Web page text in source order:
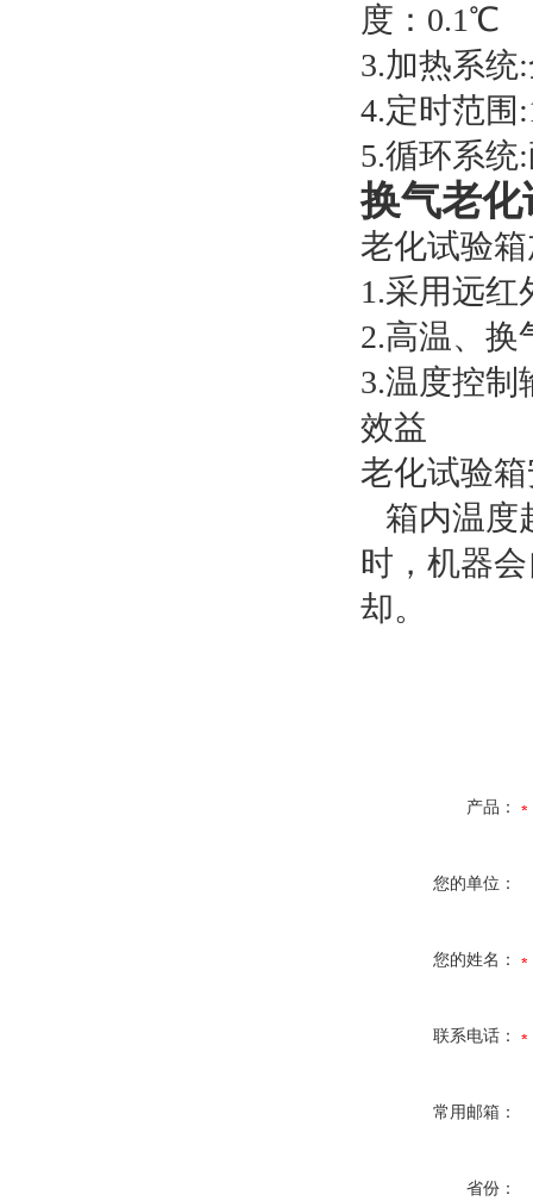
度：0.1℃
3.加热系统
4.定时范围
5.循环系统
换气老
老化试验
1.采用远红
2.高温、换
3.温度控制
效益
老化试验
箱内温度
时，机器
却。
产品：
您的单位：
您的姓名：
联系电话：
常用邮箱：
省份：